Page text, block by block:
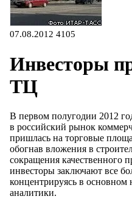
07.08.2012 4105
Инвесторы
ТЦ
В первом полугодии 2012
в российский рынок
пришлась на торговые
обогнав вложения в
сокращения качественного
инвесторы заключают все
концентрируясь в основном
аналитики.